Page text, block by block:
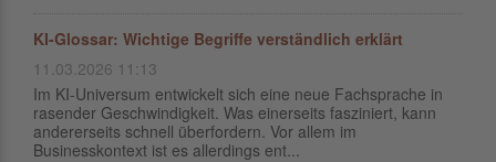
KI-Glossar: Wichtige Begriffe verständlich erklärt
11.03.2026 11:13
Im KI-Universum entwickelt sich eine neue Fachsprache in
rasender Geschwindigkeit. Was einerseits fasziniert, kann
andererseits schnell überfordern. Vor allem im
Businesskontext ist es allerdings ent...